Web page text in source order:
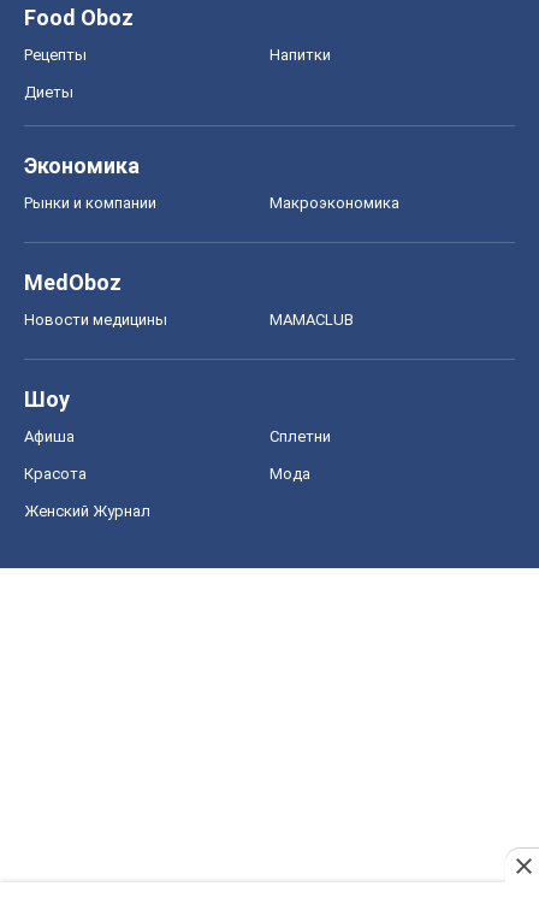
Food Oboz
Рецепты Напитки
Диеты
Экономика
Рынки и компании Mакроэкономика
MedOboz
Новости медицины MAMACLUB
Шоу
Афиша Сплетни
Красота Мода
Женский Журнал